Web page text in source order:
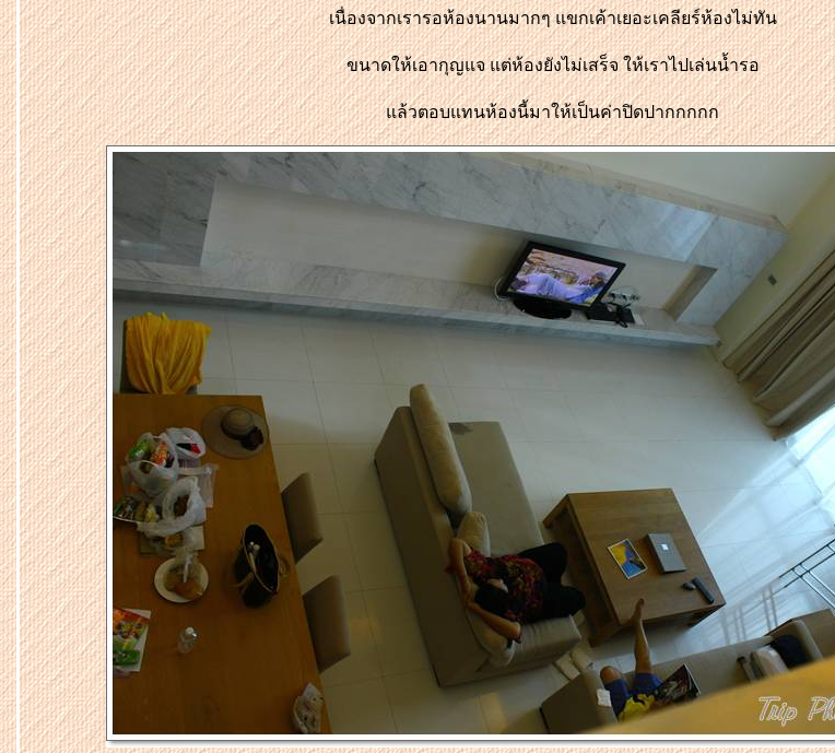
เนื่องจากเรารอห้องนานมากๆ แขกเค้าเอะเคลียร์ห้องไม่ทัน
ขนาดให้เอากุญแจ แต่ห้องยังไม่เสร็จ ให้เราไปเล่นน้ำรอ
ล้วตอบแทนห้องนี้มาห้เป็นค่าปิดปากกกกก